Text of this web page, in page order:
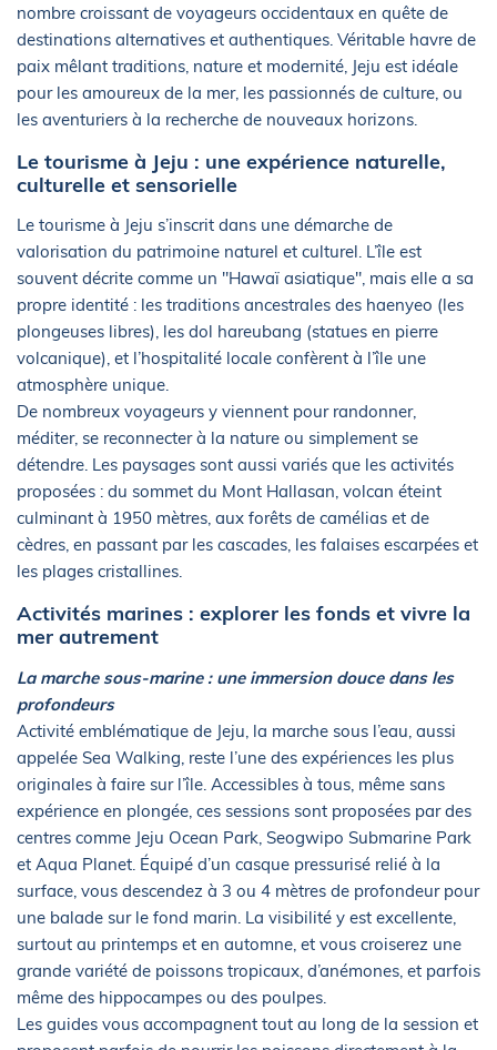
nombre croissant de voyageurs occidentaux en quête de
destinations alternatives et authentiques. Véritable havre de
paix mêlant traditions, nature et modernité, Jeju est idéale
pour les amoureux de la mer, les passionnés de culture, ou
les aventuriers à la recherche de nouveaux horizons.
Le tourisme à Jeju : une expérience naturelle,
culturelle et sensorielle
Le tourisme à Jeju s’inscrit dans une démarche de
valorisation du patrimoine naturel et culturel. L’île est
souvent décrite comme un "Hawaï asiatique", mais elle a sa
propre identité : les traditions ancestrales des haenyeo (les
plongeuses libres), les dol hareubang (statues en pierre
volcanique), et l’hospitalité locale confèrent à l’île une
atmosphère unique.
De nombreux voyageurs y viennent pour randonner,
méditer, se reconnecter à la nature ou simplement se
détendre. Les paysages sont aussi variés que les activités
proposées : du sommet du Mont Hallasan, volcan éteint
culminant à 1950 mètres, aux forêts de camélias et de
cèdres, en passant par les cascades, les falaises escarpées et
les plages cristallines.
Activités marines : explorer les fonds et vivre la
mer autrement
La marche sous-marine : une immersion douce dans les
profondeurs
Activité emblématique de Jeju, la marche sous l’eau, aussi
appelée Sea Walking, reste l’une des expériences les plus
originales à faire sur l’île. Accessibles à tous, même sans
expérience en plongée, ces sessions sont proposées par des
centres comme Jeju Ocean Park, Seogwipo Submarine Park
et Aqua Planet. Équipé d’un casque pressurisé relié à la
surface, vous descendez à 3 ou 4 mètres de profondeur pour
une balade sur le fond marin. La visibilité y est excellente,
surtout au printemps et en automne, et vous croiserez une
grande variété de poissons tropicaux, d’anémones, et parfois
même des hippocampes ou des poulpes.
Les guides vous accompagnent tout au long de la session et